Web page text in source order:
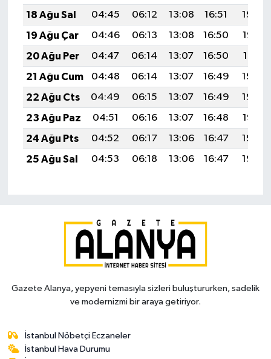
18 Ağu Sal
04:45 06:12 13:08 16:51
19:54
19 Ağu Çar
04:46 06:13 13:08 16:50
19:53
20 Ağu Per
04:47 06:14 13:07 16:50
19:51
21 Ağu Cum
04:48 06:14 13:07 16:49
19:50
22 Ağu Cts
04:49 06:15 13:07 16:49
19:49
23 Ağu Paz
04:51 06:16 13:07 16:48
19:47
24 Ağu Pts
04:52 06:17 13:06 16:47
19:46
25 Ağu Sal
04:53 06:18 13:06 16:47 19:45
Gazete Alanya, yepyeni temasıyla sizleri buluştururken, sadelik
ve modernizmi bir araya getiriyor.
İstanbul Nöbetçi Eczaneler
İstanbul Hava Durumu